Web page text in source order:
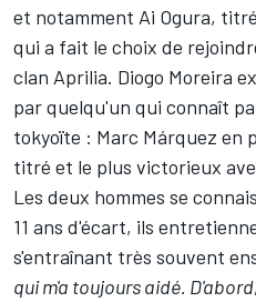
et notamment Ai Ogura,
qui a fait le choix de
clan Aprilia. Diogo Moreira
par quelqu'un qui connaît
tokyoïte : Marc Márquez en
titré et le plus victorieux
Les deux hommes se
11 ans d'écart, ils
s'entraînant très souvent
qui m'a toujours aidé.